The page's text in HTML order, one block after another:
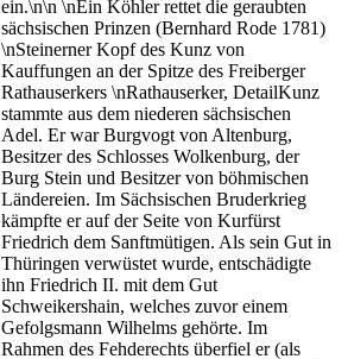
ein.\n\n \nEin Köhler rettet die geraubten
sächsischen Prinzen (Bernhard Rode 1781)
\nSteinerner Kopf des Kunz von
Kauffungen an der Spitze des Freiberger
Rathauserkers \nRathauserker, DetailKunz
stammte aus dem niederen sächsischen
Adel. Er war Burgvogt von Altenburg,
Besitzer des Schlosses Wolkenburg, der
Burg Stein und Besitzer von böhmischen
Ländereien. Im Sächsischen Bruderkrieg
kämpfte er auf der Seite von Kurfürst
Friedrich dem Sanftmütigen. Als sein Gut in
Thüringen verwüstet wurde, entschädigte
ihn Friedrich II. mit dem Gut
Schweikershain, welches zuvor einem
Gefolgsmann Wilhelms gehörte. Im
Rahmen des Fehderechts überfiel er (als